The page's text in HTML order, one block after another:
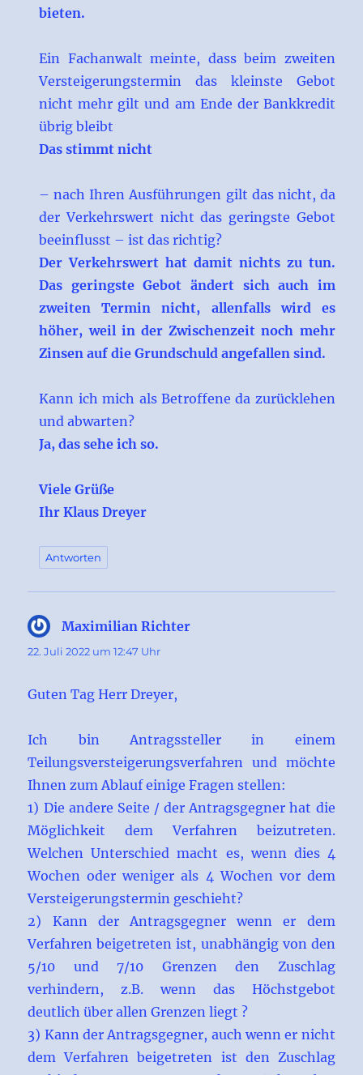
bieten.
Ein Fachanwalt meinte, dass beim zweiten
Versteigerungstermin das kleinste Gebot
nicht mehr gilt und am Ende der Bankkredit
übrig bleibt
Das stimmt nicht
– nach Ihren Ausführungen gilt das nicht, da
der Verkehrswert nicht das geringste Gebot
beeinflusst – ist das richtig?
Der Verkehrswert hat damit nichts zu tun.
Das geringste Gebot ändert sich auch im
zweiten Termin nicht, allenfalls wird es
höher, weil in der Zwischenzeit noch mehr
Zinsen auf die Grundschuld angefallen sind.
Kann ich mich als Betroffene da zurücklehen
und abwarten?
Ja, das sehe ich so.
Viele Grüße
Ihr Klaus Dreyer
Antworten
Maximilian Richter
22. Juli 2022 um 12:47 Uhr
Guten Tag Herr Dreyer,
Ich bin Antragssteller in einem
Teilungsversteigerungsverfahren und möchte
Ihnen zum Ablauf einige Fragen stellen:
1) Die andere Seite / der Antragsgegner hat die
Möglichkeit dem Verfahren beizutreten.
Welchen Unterschied macht es, wenn dies 4
Wochen oder weniger als 4 Wochen vor dem
Versteigerungstermin geschieht?
2) Kann der Antragsgegner wenn er dem
Verfahren beigetreten ist, unabhängig von den
5/10 und 7/10 Grenzen den Zuschlag
verhindern, z.B. wenn das Höchstgebot
deutlich über allen Grenzen liegt ?
3) Kann der Antragsgegner, auch wenn er nicht
dem Verfahren beigetreten ist den Zuschlag